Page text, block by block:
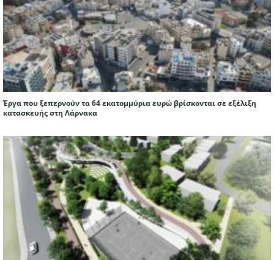
Έργα που ξεπερνούν τα 64 εκατομμύρια ευρώ βρίσκονται σε εξέλιξη
κατασκευής στη Λάρνακα